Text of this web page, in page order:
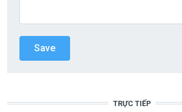
TRỰC TIẾP